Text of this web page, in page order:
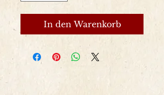
In den Warenkorb